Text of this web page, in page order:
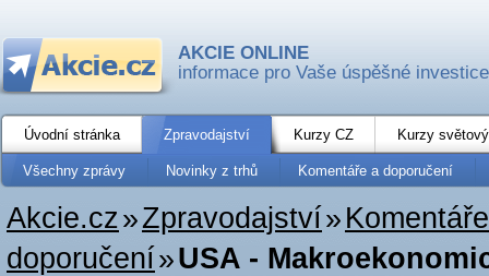
AKCIE ONLINE
informace pro Vaše úspěšné investice
Úvodní stránka Zpravodajství Kurzy CZ Kurzy
Všechny zprávy Novinky z trhů Komentáře a doporučení
Akcie.cz»Zpravodajství»
doporučení»USA -